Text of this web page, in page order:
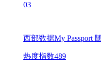
03
西部数据My Passport
热度指数489